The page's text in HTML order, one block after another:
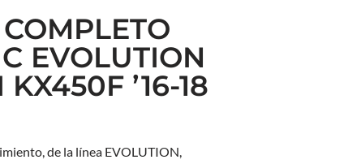
EVOLUTION
’16-18
de la línea EVOLUTION,